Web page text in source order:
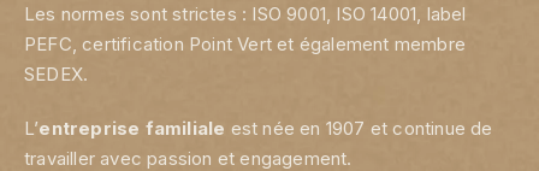
Les normes sont strictes : ISO 9001, ISO 14001, label
PEFC, certification Point Vert et également membre
SEDEX.
L’entreprise familiale est née en 1907 et continue de
travailler avec passion et engagement.